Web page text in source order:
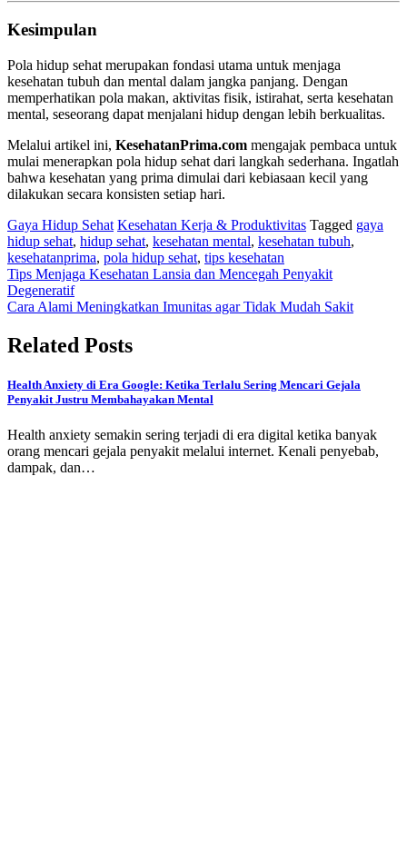
Kesimpulan
Pola hidup sehat merupakan fondasi utama untuk menjaga
kesehatan tubuh dan mental dalam jangka panjang. Dengan
memperhatikan pola makan, aktivitas fisik, istirahat, serta kesehatan
mental, seseorang dapat menjalani hidup dengan lebih berkualitas.
Melalui artikel ini, KesehatanPrima.com mengajak pembaca untuk
mulai menerapkan pola hidup sehat dari langkah sederhana. Ingatlah
bahwa kesehatan yang prima dimulai dari kebiasaan kecil yang
dilakukan secara konsisten setiap hari.
Gaya Hidup Sehat Kesehatan Kerja & Produktivitas Tagged gaya
hidup sehat, hidup sehat, kesehatan mental, kesehatan tubuh,
kesehatanprima, pola hidup sehat, tips kesehatan
Navigasi
pos
Tips Menjaga Kesehatan Lansia dan Mencegah Penyakit
Degeneratif
Cara Alami Meningkatkan Imunitas agar Tidak Mudah Sakit
Related Posts
Health Anxiety di Era Google: Ketika Terlalu Sering Mencari Gejala
Penyakit Justru Membahayakan Mental
Health anxiety semakin sering terjadi di era digital ketika banyak
orang mencari gejala penyakit melalui internet. Kenali penyebab,
dampak, dan…